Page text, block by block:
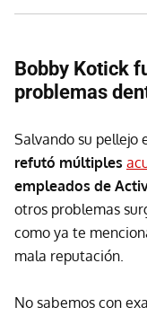
Bobby Kotick
problemas
Salvando su pellejo
refutó múltiples
empleados de
otros problemas
como ya te
mala reputación.
No sabemos con